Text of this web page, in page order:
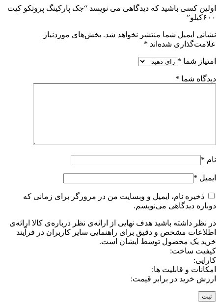
اولین کسی باشید که دیدگاهی می نویسد “جک پارکینگ پروتکو کیت
۶۰۰کیلو”
نشانی ایمیل شما منتشر نخواهد شد. بخش‌های موردنیاز
علامت‌گذاری شده‌اند *
امتیاز شما *
دیدگاه شما *
نام *
ایمیل *
ذخیره نام، ایمیل و وبسایت من در مرورگر برای زمانی که
دوباره دیدگاهی می‌نویسم.
در نظر داشته باشید هدف نهایی از ارائه‌ی نظر درباره‌ی کالا ارائه‌ی
اطلاعات مشخص و دقیق برای راهنمایی سایر کاربران در فرآیند
خرید یک محصول توسط ایشان است.
کیفیت ساخت:
کارایی:
امکانات و قابلیت ها:
ارزش خرید در برابر قیمت: